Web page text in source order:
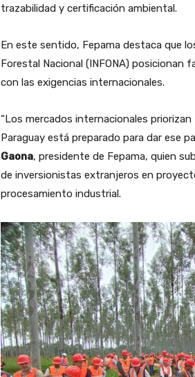
trazabilidad y certificación ambiental.
En este sentido, Fepama destaca que
Forestal Nacional (INFONA) posicionan
con las exigencias internacionales.
“Los mercados internacionales
Paraguay está preparado para dar ese
Gaona, presidente de Fepama, quien
de inversionistas extranjeros en
procesamiento industrial.